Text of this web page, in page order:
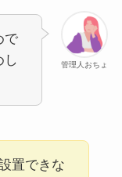
管理人おちょ
で
し
置できな